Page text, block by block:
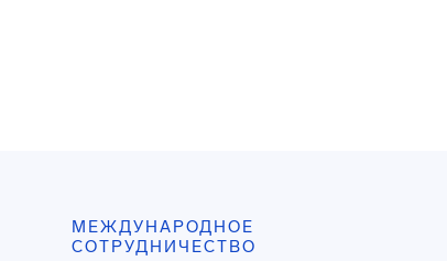
МЕЖДУНАРОДНОЕ
СОТРУДНИЧЕСТВО